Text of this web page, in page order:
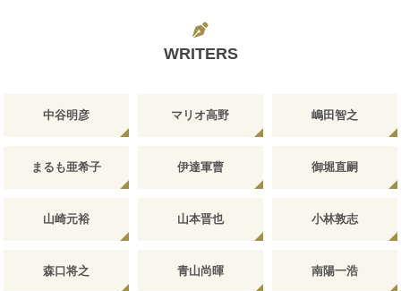
WRITERS
中谷明彦 マリオ高野 嶋田智之
まるも亜希子 伊達軍曹 御堀直嗣
山崎元裕 山本晋也 小林敦志
森口将之 青山尚暉 南陽一浩